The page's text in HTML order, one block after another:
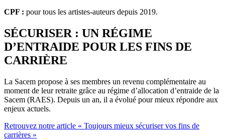
CPF : pour tous les artistes-auteurs depuis 2019.
SÉCURISER : UN RÉGIME
D’ENTRAIDE POUR LES FINS DE
CARRIÈRE
La Sacem propose à ses membres un revenu complémentaire au
moment de leur retraite grâce au régime d’allocation d’entraide de la
Sacem (RAES). Depuis un an, il a évolué pour mieux répondre aux
enjeux actuels.
Retrouvez notre article « Toujours mieux sécuriservos fins de
carrières »